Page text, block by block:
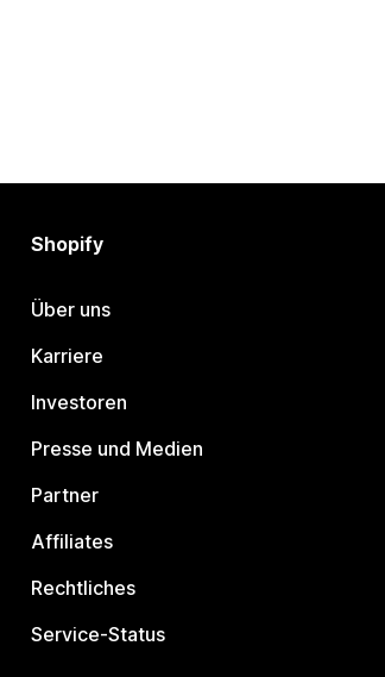
Shopify
Über uns
Karriere
Investoren
Presse und Medien
Partner
Affiliates
Rechtliches
Service-Status